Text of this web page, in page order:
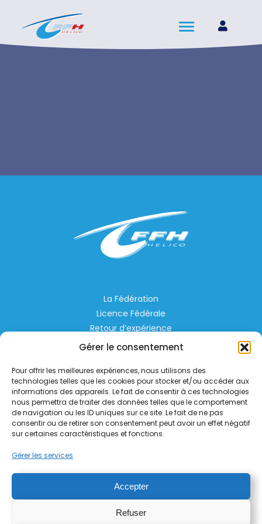
Gérer le consentement
Pour offrir les meilleures expériences, nous utilisons des
technologies telles que les cookies pour stocker et/ou accéder aux
informations des appareils. Le fait de consentir à ces technologies
nous permettra de traiter des données telles que le comportement
de navigation ou les ID uniques sur ce site. Le fait de ne pas
consentir ou de retirer son consentement peut avoir un effet négatif
sur certaines caractéristiques et fonctions.
Gérer les services
Accepter
Refuser
La Fédération
Licence Fédérale
Retour d’expérience
Espace Privé
Liens Utiles
Aérodrome de Lognes Emerainville
77185 LOGNES
contact@helico.org